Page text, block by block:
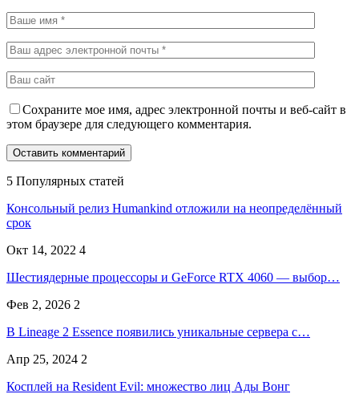
Сохраните мое имя, адрес электронной почты и веб-сайт в
этом браузере для следующего комментария.
5 Популярных статей
Консольный релиз Humankind отложили на неопределённый
срок
Окт 14, 2022 4
Шестиядерные процессоры и GeForce RTX 4060 — выбор…
Фев 2, 2026 2
В Lineage 2 Essence появились уникальные сервера с…
Апр 25, 2024 2
Косплей на Resident Evil: множество лиц Ады Вонг